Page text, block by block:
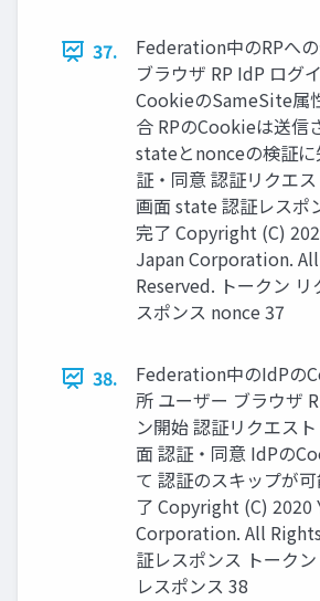
37.
Federation中のRPへ
ブラウザ RP IdP ログ
CookieのSameSite属
合 RPのCookieは送信
stateとnonceの検証
証・同意 認証リクエ
画⾯ state 認証レスポ
完了 Copyright (C)
Japan Corporation.
Reserved. トークン リ
スポンス nonce 37
38.
Federation中のIdPの
所 ユーザー ブラウザ
ン開始 認証リクエス
⾯ 認証・同意 IdPの
て 認証のスキップが
了 Copyright (C) 2020
Corporation. All
証レスポンス トークン
レスポンス 38